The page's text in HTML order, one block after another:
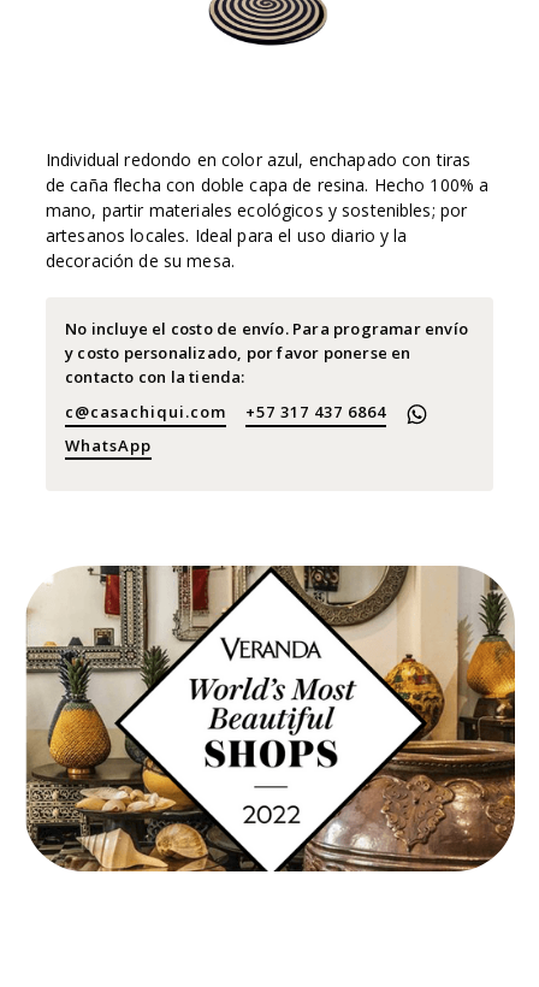
Individual redondo en color azul, enchapado con tiras
de caña flecha con doble capa de resina. Hecho 100% a
mano, partir materiales ecológicos y sostenibles; por
artesanos locales. Ideal para el uso diario y la
decoración de su mesa.
No incluye el costo de envío. Para programar envío
y costo personalizado, por favor ponerse en
contacto con la tienda:
c@casachiqui.com
+57 317 437 6864
WhatsApp